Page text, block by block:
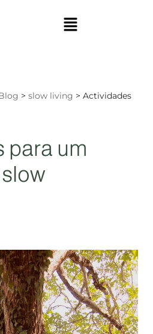
> slow living > Actividades
para um